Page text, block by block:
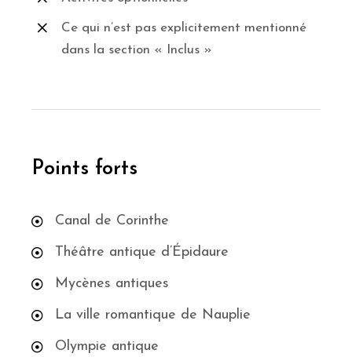
Ce qui n’est pas explicitement mentionné
dans la section « Inclus »
Points forts
Canal de Corinthe
Théâtre antique d’Épidaure
Mycènes antiques
La ville romantique de Nauplie
Olympie antique